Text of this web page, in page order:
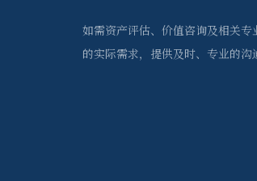
如需资产评估、价值咨询及相关
的实际需求，提供及时、专业的沟